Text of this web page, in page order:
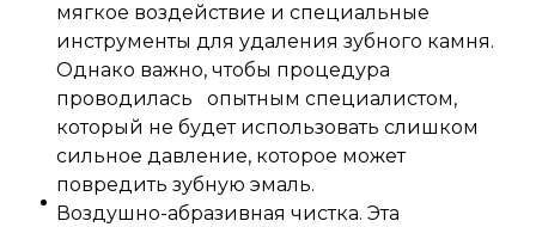
мягкое воздействие и специальные
инструменты для удаления зубного камня.
Однако важно, чтобы процедура
проводилась опытным специалистом,
который не будет использовать слишком
сильное давление, которое может
повредить зубную эмаль.
Воздушно-абразивная чистка. Эта